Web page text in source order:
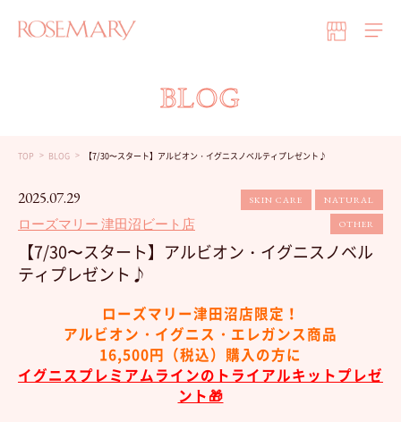
BLOG
TOP BLOG 【7/30〜スタート】アルビオン・イグニスノベルティプレゼント♪
2025.07.29
ローズマリー 津田沼ビート店
SKIN CARE NATURAL
OTHER
【7/30〜スタート】アルビオン・イグニスノベル
ティプレゼント♪
ローズマリー津田沼店限定！
アルビオン・イグニス・エレガンス商品
16,500円（税込）購入の方に
イグニスプレミアムラインのトライアルキットプレゼ
ント🎁